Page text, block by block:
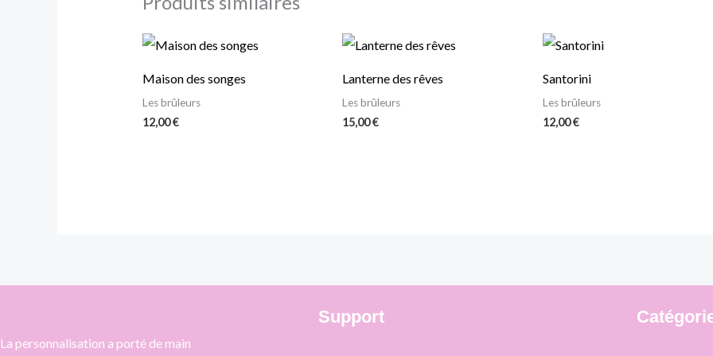
Maison des songes
Les brûleurs
12,00€
Lanterne des rêves
Les brûleurs
15,00€
Santorini
Les brûleurs
12,00€
La personnalisation a porté de main
Support